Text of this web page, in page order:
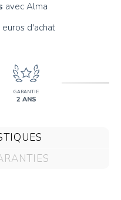
avec Alma
d'achat
GARANTIE
2 ANS